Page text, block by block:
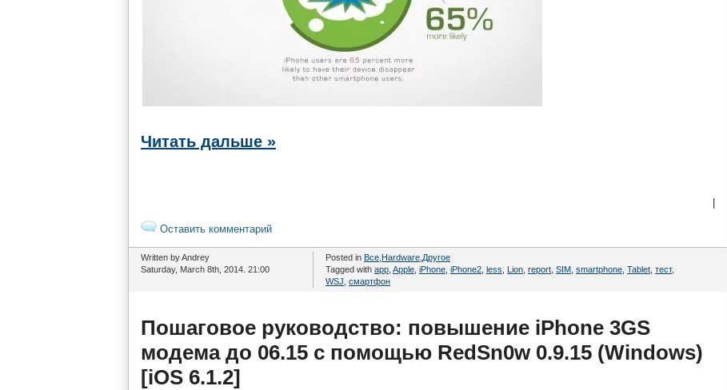
Читать дальше »
Оставить комментарий
Written by Andrey
Saturday, March 8th, 2014. 21:00
Posted in Все Hardware Другое
Tagged with app Apple iPhone iPhone2 less Lion report SIM smartphone Tablet тест,
WSJ смартфон
Пошаговое руководство: повышение iPhone 3GS
модема до 06.15 с помощью RedSn0w 0.9.15 (Windows)
[iOS 6.1.2]